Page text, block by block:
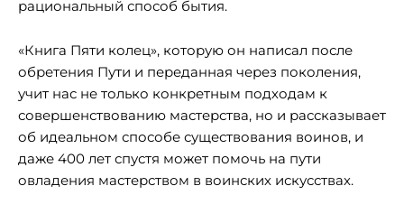
рациональный способ бытия.
«Книга Пяти колец», которую он написал после
обретения Пути и переданная через поколения,
учит нас не только конкретным подходам к
совершенствованию мастерства, но и рассказывает
об идеальном способе существования воинов, и
даже 400 лет спустя может помочь на пути
овладения мастерством в воинских искусствах.